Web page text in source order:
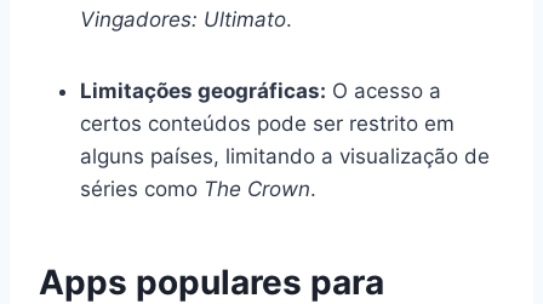
Vingadores: Ultimato.
Limitações geográficas: O acesso a
certos conteúdos pode ser restrito em
alguns países, limitando a visualização de
séries como The Crown.
Apps populares para